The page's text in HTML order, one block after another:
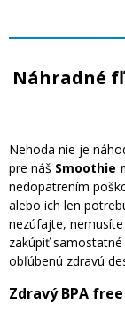
Náhradné
Nehoda nie je
pre náš Smoothie
nedopatrením
alebo ich len
nezúfajte,
zakúpiť
obľúbenú zdravú
Zdravý BPA